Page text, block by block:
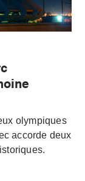
olympiques
accorde deux